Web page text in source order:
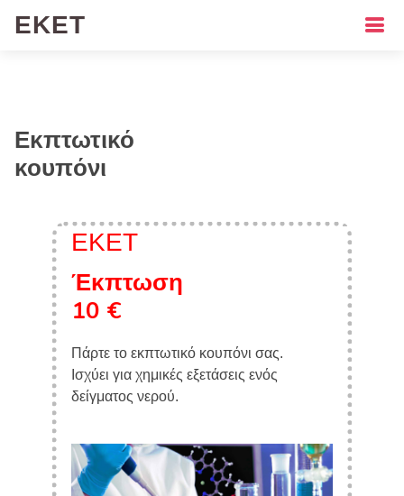
ΕΚΕΤ
Εκπτωτικό
κουπόνι
ΕΚΕΤ
Έκπτωση
10 €
Πάρτε το εκπτωτικό κουπόνι σας.
Ισχύει για χημικές εξετάσεις ενός
δείγματος νερού.